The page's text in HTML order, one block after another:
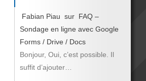
Fabian Piau sur FAQ –
Sondage en ligne avec Google
Forms / Drive / Docs
Bonjour, Oui, c’est possible. Il
suffit d’ajouter…